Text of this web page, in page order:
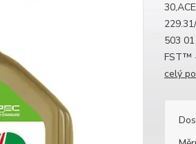
503
FST™
celý